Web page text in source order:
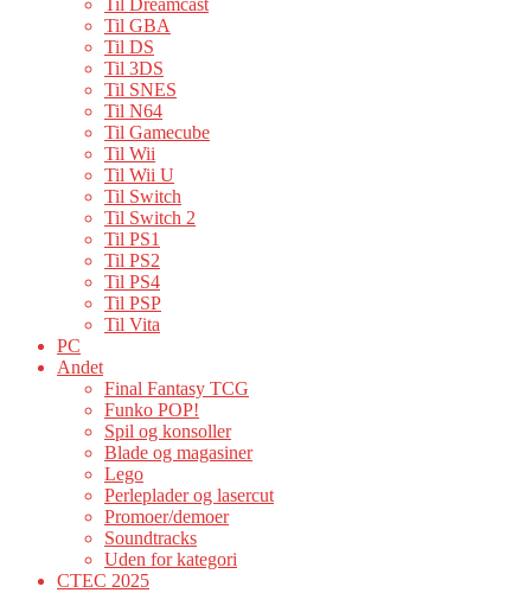
Til Dreamcast
Til GBA
Til DS
Til 3DS
Til SNES
Til N64
Til Gamecube
Til Wii
Til Wii U
Til Switch
Til Switch 2
Til PS1
Til PS2
Til PS4
Til PSP
Til Vita
PC
Andet
Final Fantasy TCG
Funko POP!
Spil og konsoller
Blade og magasiner
Lego
Perleplader og lasercut
Promoer/demoer
Soundtracks
Uden for kategori
CTEC 2025